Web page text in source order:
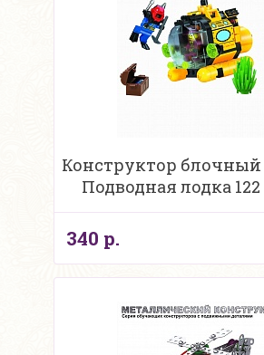
Конструктор блочный
Подводная лодка
340 р.